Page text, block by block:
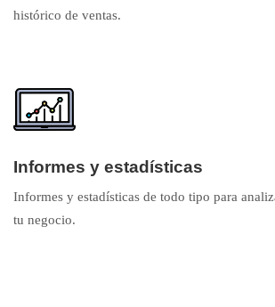
histórico de ventas.
Informes y estadísticas
Informes y estadísticas de todo tipo para
tu negocio.